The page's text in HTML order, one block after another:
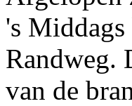
's Middags
Randweg.
van de